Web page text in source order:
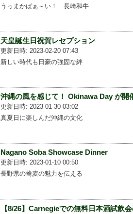
うっまかばぁ～い！ 長崎和牛
天皇誕生日祝賀レセプション
更新日時: 2023-02-20 07:43
新しい時代も日豪の強固な絆
沖縄の風を感じて！ Okinawa Day が開
更新日時: 2023-01-30 03:02
真夏日に楽しんだ沖縄の文化
Nagano Soba Showcase Dinner
更新日時: 2023-01-10 00:50
長野県の蕎麦の魅力を伝える
【8/26】Carnegieでの無料日本酒試飲